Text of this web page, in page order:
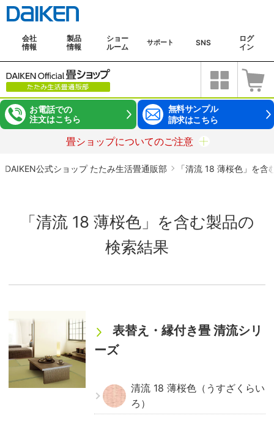
会社
情報
製品
情報
ショー
ルーム
サポート SNS
ログ
イン
お電話での
注文はこちら
無料サンプル
請求はこちら
畳ショップについてのご注意
DAIKEN公式ショップ たたみ生活畳通販部 「清流 18 薄桜色」を含
「清流 18 薄桜色」を含む製品の
検索結果
表替え・縁付き畳 清流シリ
ーズ
清流 18 薄桜色（うすざくらい
ろ）